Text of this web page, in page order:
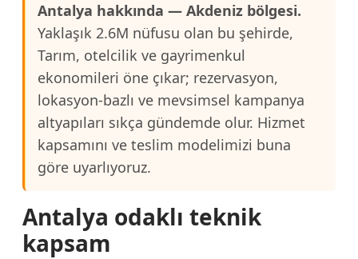
Antalya hakkında — Akdeniz bölgesi.
Yaklaşık 2.6M nüfusu olan bu şehirde,
Tarım, otelcilik ve gayrimenkul
ekonomileri öne çıkar; rezervasyon,
lokasyon-bazlı ve mevsimsel kampanya
altyapıları sıkça gündemde olur. Hizmet
kapsamını ve teslim modelimizi buna
göre uyarlıyoruz.
Antalya odaklı teknik
kapsam